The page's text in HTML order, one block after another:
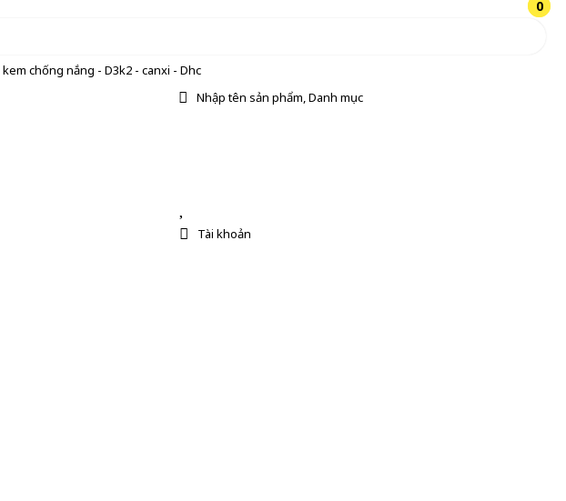
chống nắng - D3k2 - canxi - Dhc
Nhập tên sản phẩm, Danh mục
0
Tài khoản
0